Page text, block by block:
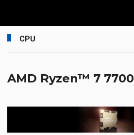
CPU
AMD Ryzen™ 7 7700